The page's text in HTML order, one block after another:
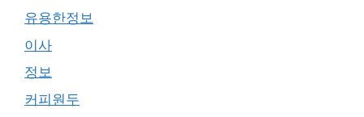
유용한정보
이사
정보
커피원두